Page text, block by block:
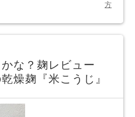
方
な？麹レビュー
燥麹『米こうじ』